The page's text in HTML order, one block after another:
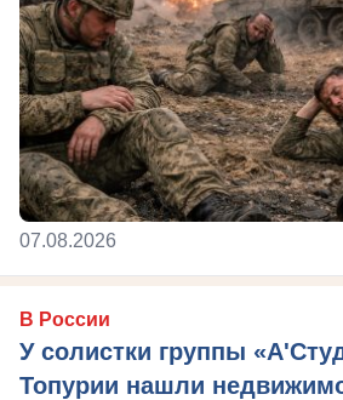
07.08.2026
В России
У солистки группы
Топурии нашли